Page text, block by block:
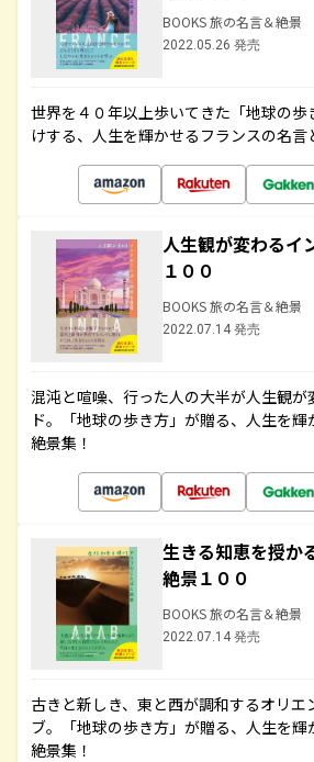
BOOKS 旅の名言＆絶景
2022.05.26 発売
世界を４０年以上歩いてきた「地球の歩
けする、人生を輝かせるフランスの名言
人生観が変わるイ
１００
BOOKS 旅の名言＆絶景
2022.07.14 発売
混沌と喧噪、行った人の大半が人生観が
ド。「地球の歩き方」が贈る、人生を
絶景集！
生きる知恵を授か
絶景１００
BOOKS 旅の名言＆絶景
2022.07.14 発売
古きと新しき、東と西が調和するオリエ
ブ。「地球の歩き方」が贈る、人生を
絶景集！